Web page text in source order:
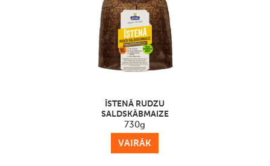
ĪSTENĀ RUDZU
SALDSKĀBMAIZE
730g
VAIRĀK